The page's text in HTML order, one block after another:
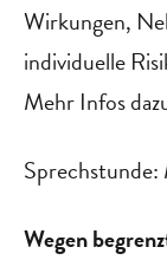
Wirkungen,
individuelle
Mehr Infos
Wegen